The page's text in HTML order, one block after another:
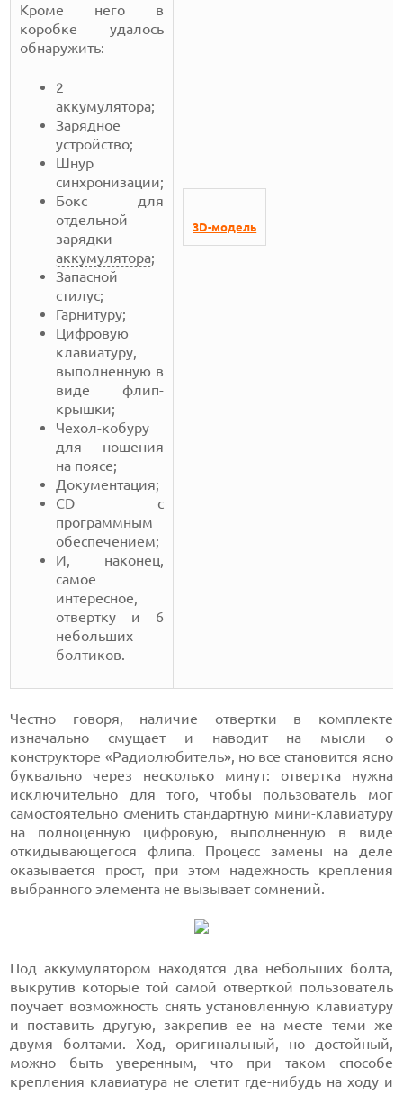
Кроме него в
коробке удалось
обнаружить:
2
аккумулятора;
Зарядное
устройство;
Шнур
синхронизации;
Бокс для
отдельной
зарядки
аккумулятора;
Запасной
стилус;
Гарнитуру;
Цифровую
клавиатуру,
выполненную в
виде флип-
крышки;
Чехол-кобуру
для ношения
на поясе;
Документация;
CD с
программным
обеспечением;
И, наконец,
самое
интересное,
отвертку и 6
небольших
болтиков.
3D-модель
Честно говоря, наличие отвертки в комплекте
изначально смущает и наводит на мысли о
конструкторе «Радиолюбитель», но все становится ясно
буквально через несколько минут: отвертка нужна
исключительно для того, чтобы пользователь мог
самостоятельно сменить стандартную мини-клавиатуру
на полноценную цифровую, выполненную в виде
откидывающегося флипа. Процесс замены на деле
оказывается прост, при этом надежность крепления
выбранного элемента не вызывает сомнений.
Под аккумулятором находятся два небольших болта,
выкрутив которые той самой отверткой пользователь
поучает возможность снять установленную клавиатуру
и поставить другую, закрепив ее на месте теми же
двумя болтами. Ход, оригинальный, но достойный,
можно быть уверенным, что при таком способе
крепления клавиатура не слетит где-нибудь на ходу и